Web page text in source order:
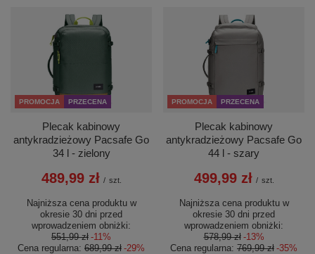
PROMOCJA PRZECENA
Plecak kabinowy
antykradzieżowy Pacsafe Go
34 l - zielony
489,99 zł / szt.
Najniższa cena produktu w
okresie 30 dni przed
wprowadzeniem obniżki:
551,99 zł -11%
Cena regularna: 689,99 zł -29%
PROMOCJA PRZECENA
Plecak kabinowy
antykradzieżowy Pacsafe Go
44 l - szary
499,99 zł / szt.
Najniższa cena produktu w
okresie 30 dni przed
wprowadzeniem obniżki:
578,99 zł -13%
Cena regularna: 769,99 zł -35%